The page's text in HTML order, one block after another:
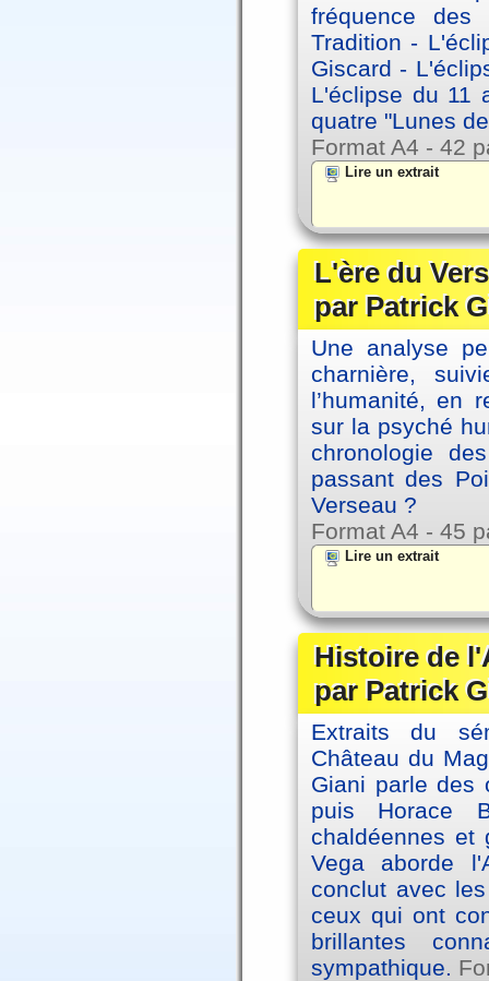
fréquence
Tradition -
Giscard -
L'éclipse du 11
quatre "Lunes
Format A4 - 42
Lire un extrait
L'ère du
par Patrick
Une analyse
charnière,
l’humanité, en
sur la psyché
chronologie
passant des
Verseau ?
Format A4 - 45
Lire un extrait
Histoire de
par Patrick
Extraits du
Château du
Giani parle des
puis Horace
chaldéennes et
Vega aborde
conclut avec
ceux qui ont
brillantes
sympathique.